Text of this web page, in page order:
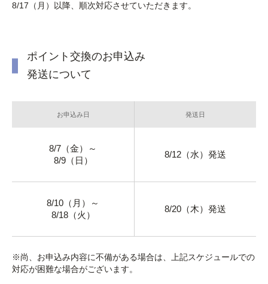
8/17（月）以降、順次対応させていただきます。
ポイント交換のお申込み
発送について
お申込み日 発送日
8/7（金）～
8/9（日）
8/12（水）発送
8/10（月）～
8/18（火）
8/20（木）発送
※尚、お申込み内容に不備がある場合は、上記スケジュールでの
対応が困難な場合がございます。